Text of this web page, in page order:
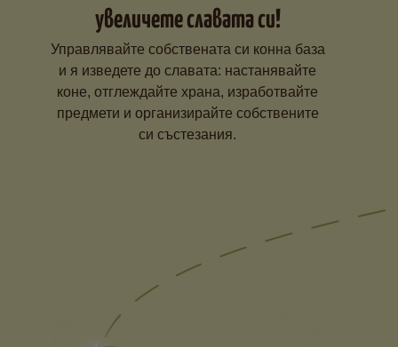
увеличете славата си!
Управлявайте собствената си конна база
и я изведете до славата: настанявайте
коне, отглеждайте храна, изработвайте
предмети и организирайте собствените
си състезания.